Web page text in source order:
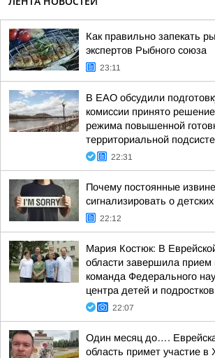
Как правильно запекать
экспертов Рыбного союза
23:11
В ЕАО обсудили
комиссии принято
режима повышенной
территориальной
22:31
Почему постоянные
сигнализировать о
22:12
Мария Костюк: В
области завершила прием
команда Федерального
центра детей и
22:07
Один месяц до….
область примет участие в